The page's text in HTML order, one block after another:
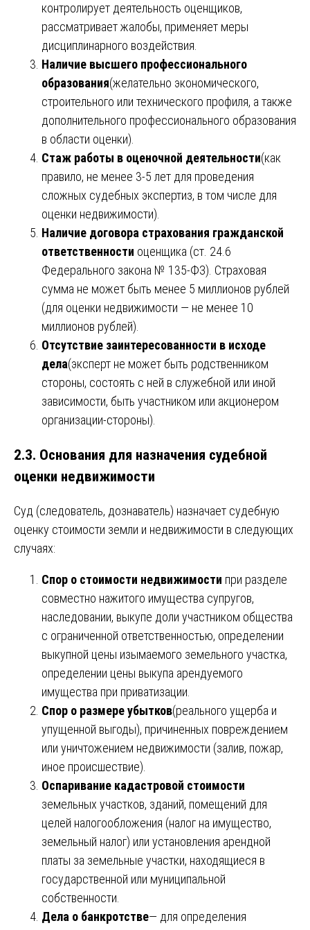
контролирует деятельность оценщиков,
рассматривает жалобы, применяет меры
дисциплинарного воздействия.
Наличие высшего профессионального
образования(желательно экономического,
строительного или технического профиля, а также
дополнительного профессионального образования
в области оценки).
Стаж работы в оценочной деятельности(как
правило, не менее 3-5 лет для проведения
сложных судебных экспертиз, в том числе для
оценки недвижимости).
Наличие договора страхования гражданской
ответственности оценщика (ст. 24.6
Федерального закона № 135-ФЗ). Страховая
сумма не может быть менее 5 миллионов рублей
(для оценки недвижимости — не менее 10
миллионов рублей).
Отсутствие заинтересованности в исходе
дела(эксперт не может быть родственником
стороны, состоять с ней в служебной или иной
зависимости, быть участником или акционером
организации-стороны).
2.3. Основания для назначения судебной
оценки недвижимости
Суд (следователь, дознаватель) назначает судебную
оценку стоимости земли и недвижимости в следующих
случаях:
Спор о стоимости недвижимости при разделе
совместно нажитого имущества супругов,
наследовании, выкупе доли участником общества
с ограниченной ответственностью, определении
выкупной цены изымаемого земельного участка,
определении цены выкупа арендуемого
имущества при приватизации.
Спор о размере убытков(реального ущерба и
упущенной выгоды), причиненных повреждением
или уничтожением недвижимости (залив, пожар,
иное происшествие).
Оспаривание кадастровой стоимости
земельных участков, зданий, помещений для
целей налогообложения (налог на имущество,
земельный налог) или установления арендной
платы за земельные участки, находящиеся в
государственной или муниципальной
собственности.
Дела о банкротстве— для определения